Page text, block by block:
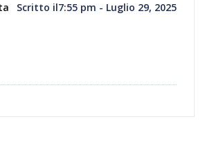
Scritto il7:55 pm - Luglio 29, 2025